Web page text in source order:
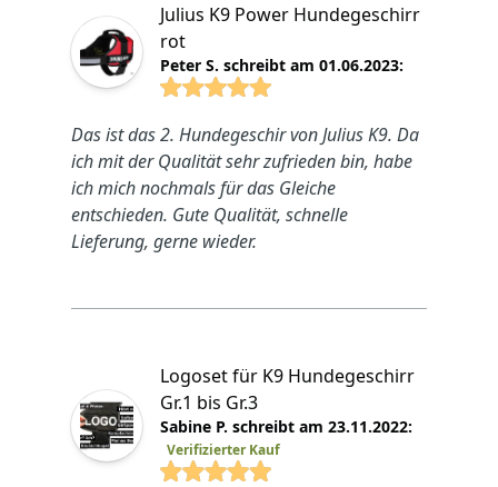
Julius K9 Power Hundegeschirr
rot
Peter S. schreibt am 01.06.2023:
Das ist das 2. Hundegeschir von Julius K9. Da
ich mit der Qualität sehr zufrieden bin, habe
ich mich nochmals für das Gleiche
entschieden. Gute Qualität, schnelle
Lieferung, gerne wieder.
Logoset für K9 Hundegeschirr
Gr.1 bis Gr.3
Sabine P. schreibt am 23.11.2022:
Verifizierter Kauf